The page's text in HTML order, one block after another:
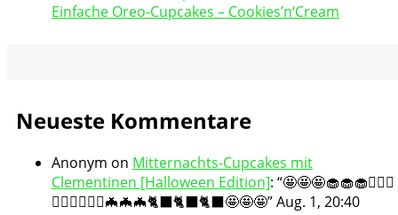
Einfache Oreo-Cupcakes – Cookies’n‘Cream
Neueste Kommentare
Anonym on Mitternachts-Cupcakes mit
Clementinen [Halloween Edition]: “🤩🤩🤩🧁🧁🧁🧛🏻‍♀️
🧛🏻‍♀️🧛🏻‍♀️🦇🦇🦇🐈‍⬛🐈‍⬛🐈‍⬛🤩🤩🤩”Aug. 1, 20:40